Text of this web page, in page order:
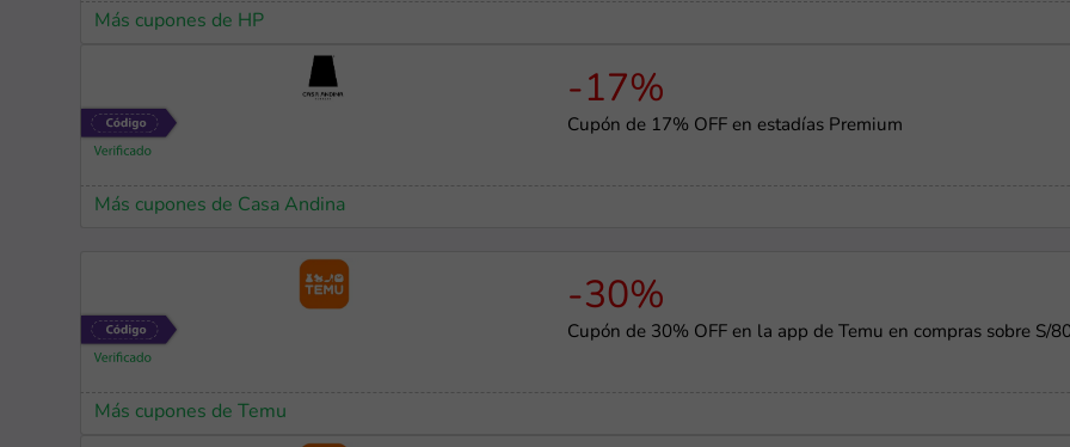
Más cupones de HP
-17%
Cupón de 17% OFF en estadías Premium
Más cupones de Casa Andina
-30%
Cupón de 30% OFF en la app de Temu en compras sobre S/
Más cupones de Temu